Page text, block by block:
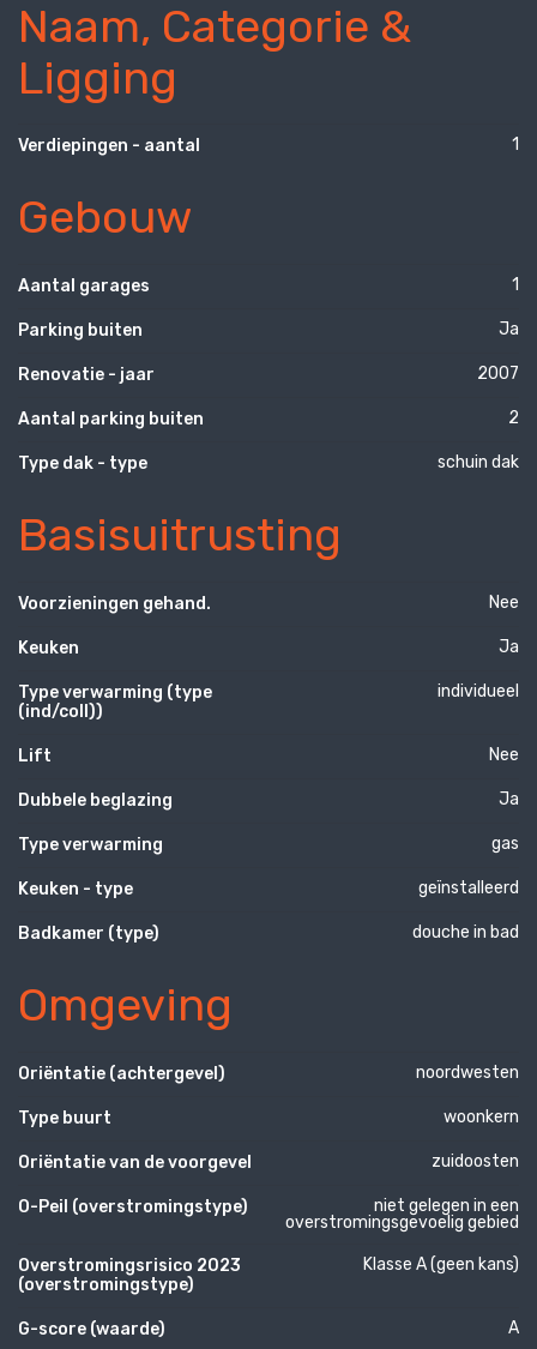
Naam, Categorie &
Ligging
Verdiepingen - aantal 1
Gebouw
Aantal garages 1
Parking buiten Ja
Renovatie - jaar 2007
Aantal parking buiten 2
Type dak - type schuin dak
Basisuitrusting
Voorzieningen gehand. Nee
Keuken Ja
Type verwarming (type
(ind/coll))
individueel
Lift Nee
Dubbele beglazing Ja
Type verwarming gas
Keuken - type geïnstalleerd
Badkamer (type) douche in bad
Omgeving
Oriëntatie (achtergevel) noordwesten
Type buurt woonkern
Oriëntatie van de voorgevel zuidoosten
O-Peil (overstromingstype)
niet gelegen in een
overstromingsgevoelig gebied
Overstromingsrisico 2023
(overstromingstype)
Klasse A (geen kans)
G-score (waarde) A